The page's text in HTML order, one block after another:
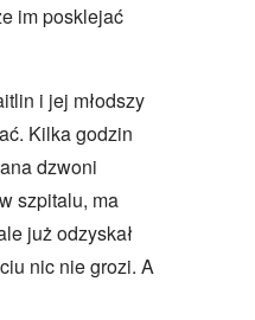
im posklejać
i jej młodszy
Kilka godzin
dzwoni
szpitalu, ma
już odzyskał
nic nie grozi. A